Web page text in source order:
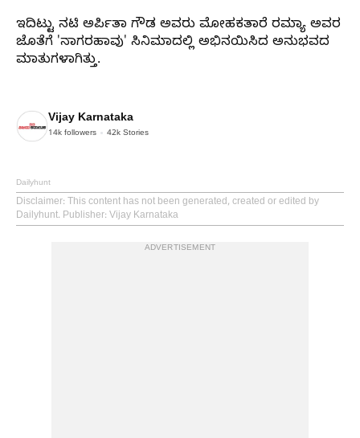
ಇದಿಟ್ಟು ನಟಿ ಅರ್ಪಿತಾ ಗೌಡ ಅವರು ಮೋಹಕತಾರೆ ರಮ್ಯಾ ಅವರ
ಜೊತೆಗೆ 'ನಾಗರಹಾವು' ಸಿನಿಮಾದಲ್ಲಿ ಅಭಿನಯಿಸಿದ ಅನುಭವದ
ಮಾತುಗಳಾಗಿತ್ತು.
Vijay Karnataka
14k followers 42k Stories
Dailyhunt
Disclaimer: This content has not been generated, created or edited by
Dailyhunt. Publisher: Vijay Karnataka
ADVERTISEMENT